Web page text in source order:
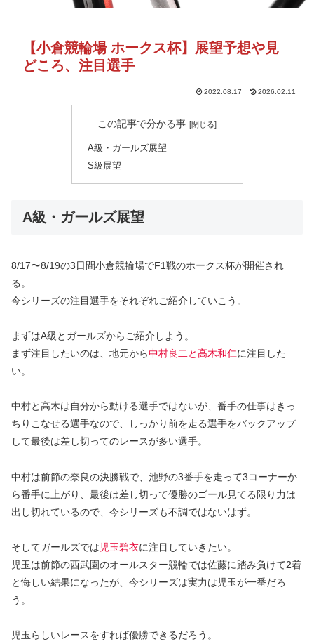
【小倉競輪場 ホークス杯】展望予想や見
どころ、注目選手
2022.08.17 2026.02.11
この記事で分かる事
A級・ガールズ展望
S級展望
A級・ガールズ展望
8/17〜8/19の3日間小倉競輪場でF1戦のホークス杯が開催され
る。
今シリーズの注目選手をそれぞれご紹介していこう。
まずはA級とガールズからご紹介しよう。
まず注目したいのは、地元から中村良二と高木和仁に注目した
い。
中村と高木は自分から動ける選手ではないが、番手の仕事はきっ
ちりこなせる選手なので、しっかり前を走る選手をバックアップ
して最後は差し切ってのレースが多い選手。
中村は前節の奈良の決勝戦で、池野の3番手を走って3コーナーか
ら番手に上がり、最後は差し切って優勝のゴール見てる限り力は
出し切れているので、今シリーズも不調ではないはず。
そしてガールズでは児玉碧衣に注目していきたい。
児玉は前節の西武園のオールスター競輪では佐藤に踏み負けて2着
と悔しい結果になったが、今シリーズは実力は児玉が一番だろ
う。
児玉らしいレースをすれば優勝できるだろう。